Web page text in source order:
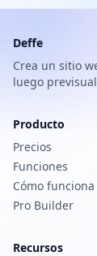
Deffe
Crea un sitio
luego
Producto
Precios
Funciones
Cómo funciona
Pro Builder
Recursos